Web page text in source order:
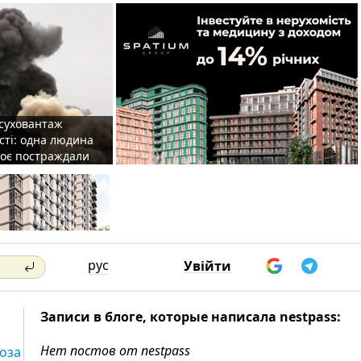
одна людина
постраждали
рус Увійти
Записи в блоге, которые написала nestpass:
Нет постов от nestpass